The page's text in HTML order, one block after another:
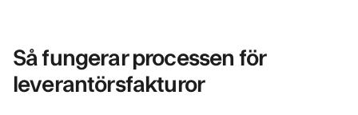
Så fungerar processen för
leverantörsfakturor